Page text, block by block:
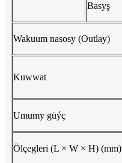
Basyş
Wakuum nasosy (Outlay)
Kuwwat
Umumy güýç
Ölçegleri (L × W × H) (mm)